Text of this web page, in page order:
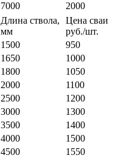
7000
2000
Длина ствола,
мм
Цена сваи
руб./шт.
1500
950
1650
1000
1800
1050
2000
1100
2500
1200
3000
1300
3500
1400
4000
1500
4500
1550